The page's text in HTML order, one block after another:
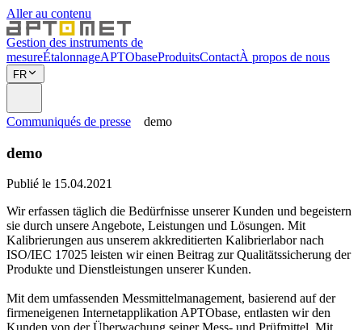
Aller au contenu
Gestion des instruments de
mesureÉtalonnageAPTObaseProduitsContactÀ propos de nous
FR
Communiqués de presse demo
demo
Publié le 15.04.2021
Wir erfassen täglich die Bedürfnisse unserer Kunden und begeistern
sie durch unsere Angebote, Leistungen und Lösungen. Mit
Kalibrierungen aus unserem akkreditierten Kalibrierlabor nach
ISO/IEC 17025 leisten wir einen Beitrag zur Qualitätssicherung der
Produkte und Dienstleistungen unserer Kunden.
Mit dem umfassenden Messmittelmanagement, basierend auf der
firmeneigenen Internetapplikation APTObase, entlasten wir den